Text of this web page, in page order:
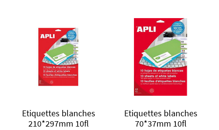
Etiquettes blanches
210*297mm 10fl
Etiquettes blanches
70*37mm 10fl